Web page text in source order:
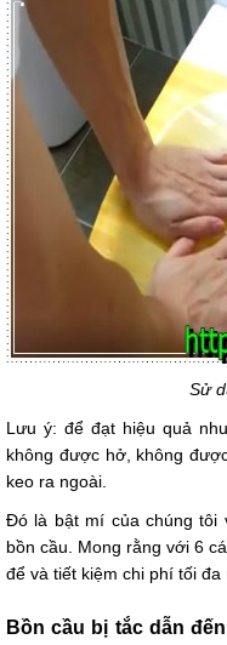
Sử
Lưu ý: để đạt hiệu quả
không được hở, không
keo ra ngoài.
Đó là bật mí của chúng tôi
bồn cầu. Mong rằng với 6
để và tiết kiệm chi phí tối đa
Bồn cầu bị tắc dẫn